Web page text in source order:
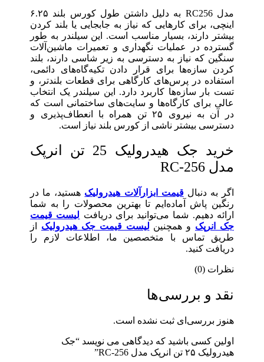
مدل RC256 به دلیل داشتن طول کورس بلند ۶.۲۵
اینچی، برای کارهایی که نیاز به جابجایی یا بلند کردن
بیشتر دارند، بسیار مناسب است. این سیلندر به طور
گسترده در عملیات نگهداری و تعمیرات ماشین‌آلات
سنگین که نیاز به دسترسی به زیر شاسی دارند، بلند
کردن سازه‌ها برای قرار دادن تکیه‌گاه‌های دائمی،
استفاده در پرس‌های کارگاهی برای قطعات بلندتر، و
تست بار سازه‌ها کاربرد دارد. این سیلندر یک انتخاب
عالی برای کارگاه‌ها و سایت‌های ساختمانی است که
در آن به نیروی ۲۵ تن همراه با انعطاف‌پذیری و
دسترسی بیشتر ناشی از کورس بلند نیاز است.
خرید جک هیدرولیک 25 تن انرپک
مدل RC-256
اگر به دنبالقیمت ابزارآلات هیدرولیک هستید، ما در
رنگین پاش آماده‌ایم تا بهترین محصولات را به شما
ارائه دهیم. شما می‌توانید برای دریافت لیست قیمت
جک انرپک و همچنین لیست قیمت جک هیدرولیک از
طریق تماس با متخصصین ما، اطلاعات لازم را
دریافت کنید.
نظرات (0)
نقد و بررسی‌ها
هنوز بررسی‌ای ثبت نشده است.
اولین کسی باشید که دیدگاهی می نویسد “جک
هیدرولیک ۲۵ تن انرپک مدل RC-256”